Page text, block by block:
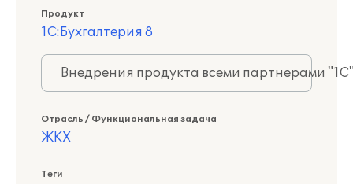
Продукт
1С:Бухгалтерия 8
Внедрения продукта всеми партнерами
Отрасль / Функциональная задача
ЖКХ
Теги